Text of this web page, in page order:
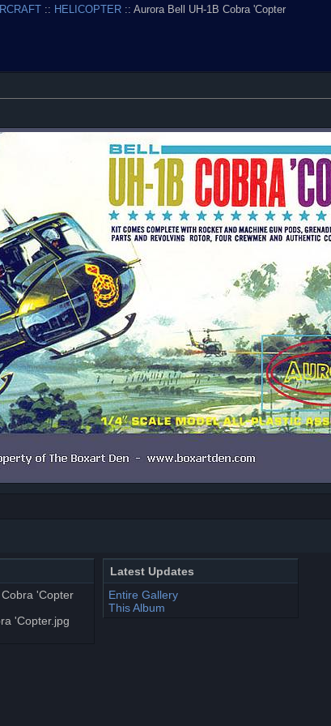
:: HELICOPTER :: Aurora Bell UH-1B Cobra 'Copter
'Copter
'Copter.jpg
Latest Updates
Entire Gallery
This Album